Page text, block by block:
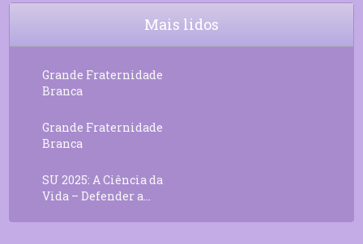
Mais lidos
Grande Fraternidade
Branca
Grande Fraternidade
Branca
SU 2025: A Ciência da
Vida – Defender a...